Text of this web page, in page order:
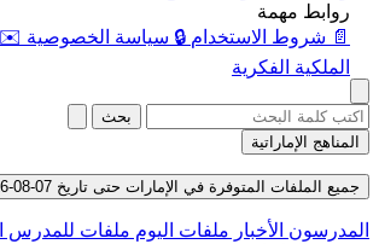
روابط مهمة
📄 شروط الاستخدام 🔒 سياسة الخصوصية ✉️
الملكية الفكرية
بحث
المناهج الإماراتية
جميع الملفات المتوفرة في الإمارات حتى تاريخ 07-08-2026
المدرسون الأخبار ملفات اليوم ملفات للمدرس